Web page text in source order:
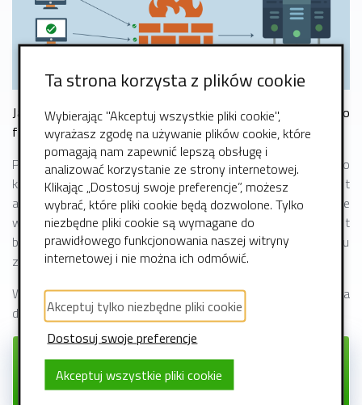
Jak zrealizowana jest technicznie usługa sprzętowego
firewalla?
Przed Państwa serwerem działa fizyczny sprzęt do
którego przekazywany jest cały ruch sieciowy. Jest
analizowany w czasie rzeczywistym i w momencie
wykrycia ataku adres IP atakującego jest natychmiast
blokowany. Odpowiedni wpis pojawi się w Państwa panelu
zarządzania firewallem.
W dzisiejszych czasach taka usługa jest wręcz niezbędna
dla każdego kto poważnie myśli o swoim biznesie w sieci.
Zamów firewall od 100 zł
netto miesięcznie!
Ta strona korzysta z plików cookie
Wybierając "Akceptuj wszystkie pliki cookie",
wyrażasz zgodę na używanie plików cookie, które
pomagają nam zapewnić lepszą obsługę i
analizować korzystanie ze strony internetowej.
Klikając „Dostosuj swoje preferencje”, możesz
wybrać, które pliki cookie będą dozwolone. Tylko
niezbędne pliki cookie są wymagane do
prawidłowego funkcjonowania naszej witryny
internetowej i nie można ich odmówić.
Akceptuj tylko niezbędne pliki cookie
Dostosuj swoje preferencje
Akceptuj wszystkie pliki cookie